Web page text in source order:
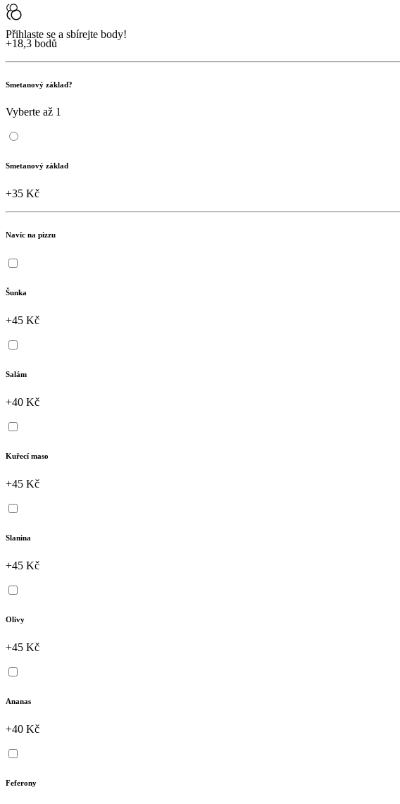
Přihlaste se a sbírejte body!
+18,3 bodů
Smetanový základ?
Vyberte až 1
Smetanový základ
+35 Kč
Navíc na pizzu
Šunka
+45 Kč
Salám
+40 Kč
Kuřecí maso
+45 Kč
Slanina
+45 Kč
Olivy
+45 Kč
Ananas
+40 Kč
Feferony